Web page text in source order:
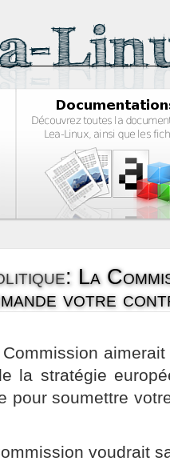
: La
votre
Commission
la stratégie
pour soumettre
voudrait